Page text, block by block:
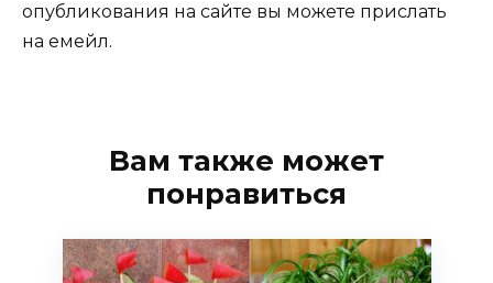
опубликования на сайте вы можете прислать
на емейл.
Вам также может
понравиться